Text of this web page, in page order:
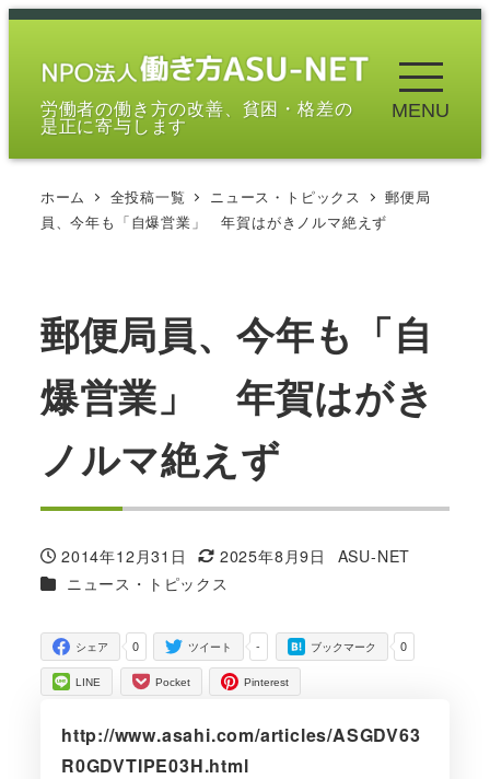
メ
労働者の働き方の改善、貧困・格差の
是正に寄与します
MENU
ホーム 全投稿一覧 ニュース・トピックス
郵便局
員、今年も「自爆営業」 年賀はがきノルマ絶えず
郵便局員、今年も「自
爆営業」 年賀はがき
ノルマ絶えず
投稿日
2014年12月31日
更新日
2025年8月9日
著
ASU-NET
カテゴリー
ニュース・トピックス
0
シェア -
ツイート 0
ブックマーク
LINE Pocket Pinterest
http://www.asahi.com/articles/ASGDV63
R0GDVTIPE03H.html